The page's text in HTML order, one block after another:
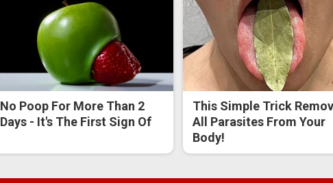
No Poop For More Than 2
Days - It's The First Sign Of
This Simple Trick
All Parasites From Your
Body!